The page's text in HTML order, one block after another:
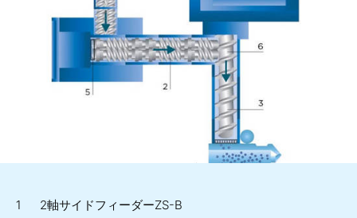
2軸サイドフィーダーZS-B